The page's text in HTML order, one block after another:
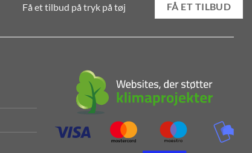
Få et tilbud på tryk på tøj FÅ ET TILBUD